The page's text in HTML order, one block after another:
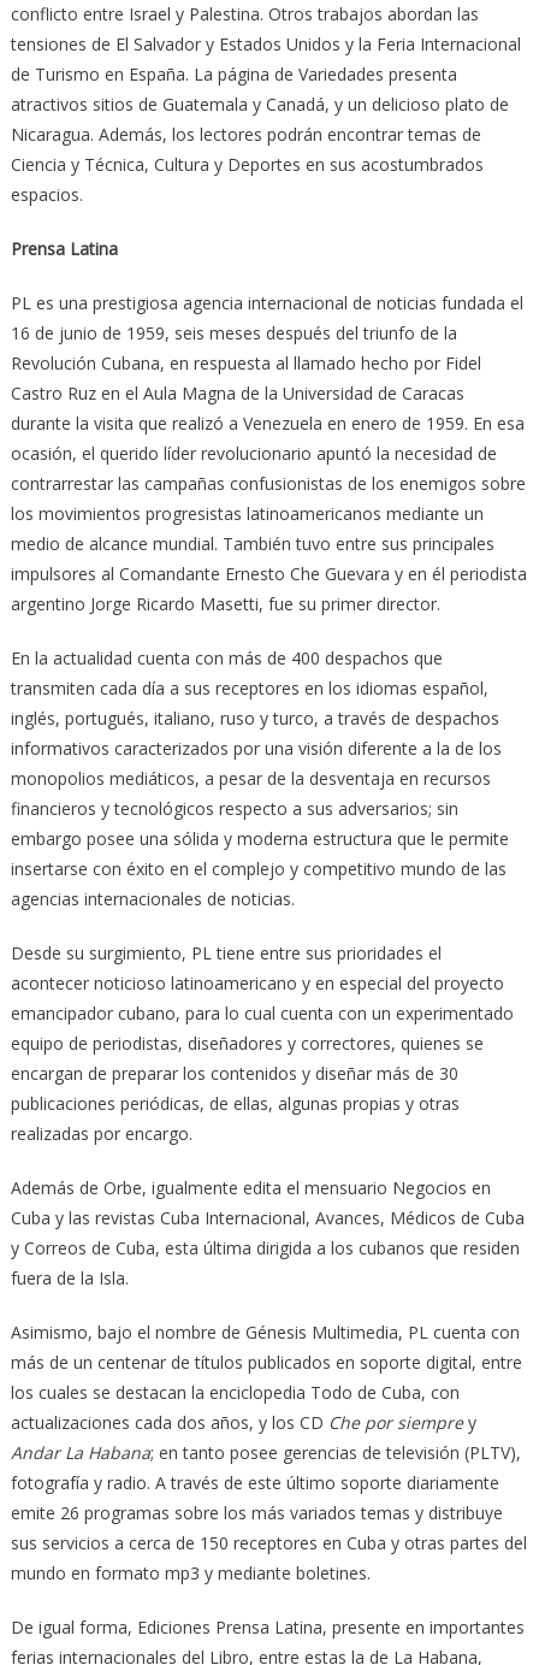
conflicto entre Israel y Palestina. Otros trabajos abordan las
tensiones de El Salvador y Estados Unidos y la Feria Internacional
de Turismo en España. La página de Variedades presenta
atractivos sitios de Guatemala y Canadá, y un delicioso plato de
Nicaragua. Además, los lectores podrán encontrar temas de
Ciencia y Técnica, Cultura y Deportes en sus acostumbrados
espacios.
Prensa Latina
PL es una prestigiosa agencia internacional de noticias fundada el
16 de junio de 1959, seis meses después del triunfo de la
Revolución Cubana, en respuesta al llamado hecho por Fidel
Castro Ruz en el Aula Magna de la Universidad de Caracas
durante la visita que realizó a Venezuela en enero de 1959. En esa
ocasión, el querido líder revolucionario apuntó la necesidad de
contrarrestar las campañas confusionistas de los enemigos sobre
los movimientos progresistas latinoamericanos mediante un
medio de alcance mundial. También tuvo entre sus principales
impulsores al Comandante Ernesto Che Guevara y en él periodista
argentino Jorge Ricardo Masetti, fue su primer director.
En la actualidad cuenta con más de 400 despachos que
transmiten cada día a sus receptores en los idiomas español,
inglés, portugués, italiano, ruso y turco, a través de despachos
informativos caracterizados por una visión diferente a la de los
monopolios mediáticos, a pesar de la desventaja en recursos
financieros y tecnológicos respecto a sus adversarios; sin
embargo posee una sólida y moderna estructura que le permite
insertarse con éxito en el complejo y competitivo mundo de las
agencias internacionales de noticias.
Desde su surgimiento, PL tiene entre sus prioridades el
acontecer noticioso latinoamericano y en especial del proyecto
emancipador cubano, para lo cual cuenta con un experimentado
equipo de periodistas, diseñadores y correctores, quienes se
encargan de preparar los contenidos y diseñar más de 30
publicaciones periódicas, de ellas, algunas propias y otras
realizadas por encargo.
Además de Orbe, igualmente edita el mensuario Negocios en
Cuba y las revistas Cuba Internacional, Avances, Médicos de Cuba
y Correos de Cuba, esta última dirigida a los cubanos que residen
fuera de la Isla.
Asimismo, bajo el nombre de Génesis Multimedia, PL cuenta con
más de un centenar de títulos publicados en soporte digital, entre
los cuales se destacan la enciclopedia Todo de Cuba, con
actualizaciones cada dos años, y los CD Che por siemprey
Andar La Habana; en tanto posee gerencias de televisión (PLTV),
fotografía y radio. A través de este último soporte diariamente
emite 26 programas sobre los más variados temas y distribuye
sus servicios a cerca de 150 receptores en Cuba y otras partes del
mundo en formato mp3 y mediante boletines.
De igual forma, Ediciones Prensa Latina, presente en importantes
ferias internacionales del Libro, entre estas la de La Habana,